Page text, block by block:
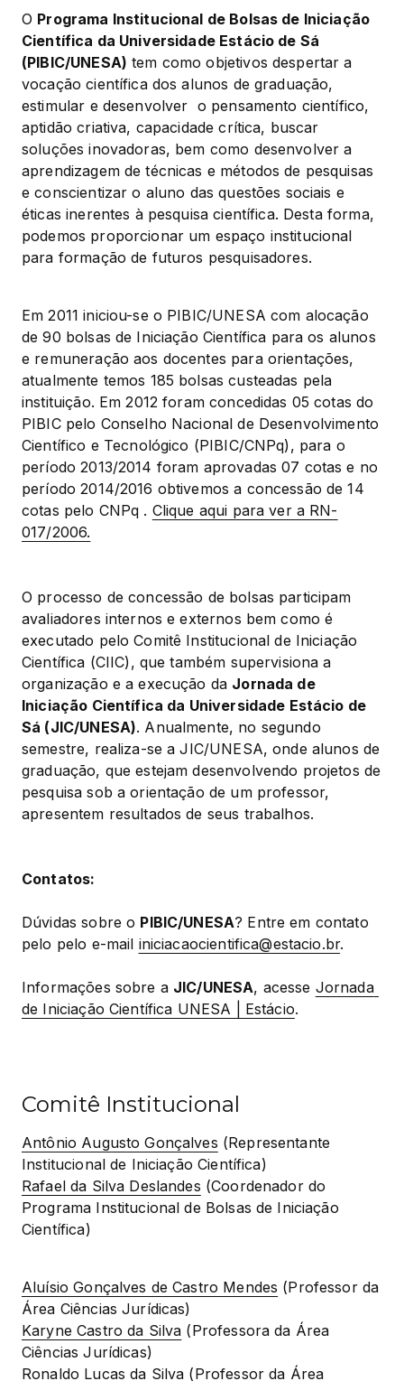
O Programa Institucional de Bolsas de Iniciação
Científica da Universidade Estácio de Sá
(PIBIC/UNESA) tem como objetivos despertar a
vocação científica dos alunos de graduação,
estimular e desenvolver  o pensamento científico,
aptidão criativa, capacidade crítica, buscar
soluções inovadoras, bem como desenvolver a
aprendizagem de técnicas e métodos de pesquisas
e conscientizar o aluno das questões sociais e
éticas inerentes à pesquisa científica. Desta forma,
podemos proporcionar um espaço institucional
para formação de futuros pesquisadores.
Em 2011 iniciou-se o PIBIC/UNESA com alocação
de 90 bolsas de Iniciação Científica para os alunos
e remuneração aos docentes para orientações,
atualmente temos 185 bolsas custeadas pela
instituição. Em 2012 foram concedidas 05 cotas do
PIBIC pelo Conselho Nacional de Desenvolvimento
Científico e Tecnológico (PIBIC/CNPq), para o
período 2013/2014 foram aprovadas 07 cotas e no
período 2014/2016 obtivemos a concessão de 14
cotas pelo CNPq . Clique aqui para ver a RN-
017/2006.
O processo de concessão de bolsas participam
avaliadores internos e externos bem como é
executado pelo Comitê Institucional de Iniciação
Científica (CIIC), que também supervisiona a
organização e a execução da Jornada de
Iniciação Científica da Universidade Estácio de
Sá (JIC/UNESA). Anualmente, no segundo
semestre, realiza-se a JIC/UNESA, onde alunos de
graduação, que estejam desenvolvendo projetos de
pesquisa sob a orientação de um professor,
apresentem resultados de seus trabalhos.
Contatos:
Dúvidas sobre o PIBIC/UNESA? Entre em contato
pelo pelo e-mail iniciacaocientifica@estacio.br.
Informações sobre a JIC/UNESA, acesse Jornada
de Iniciação Científica UNESA | Estácio.
Comitê Institucional
Antônio Augusto Gonçalves (Representante
Rafael da Silva Deslandes (Coordenador do
Programa Institucional de Bolsas de Iniciação
Científica)
Aluísio Gonçalves de Castro Mendes (Professor da
Karyne Castro da Silva (Professora da Área
Ronaldo Lucas da Silva (Professor da Área